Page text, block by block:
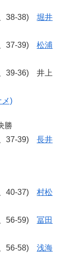
38-38) 堀井
37-39) 松浦
39-36) 井上
メ)
勝
37-39) 長井
40-37) 村松
56-59) 冨田
56-58) 浅海